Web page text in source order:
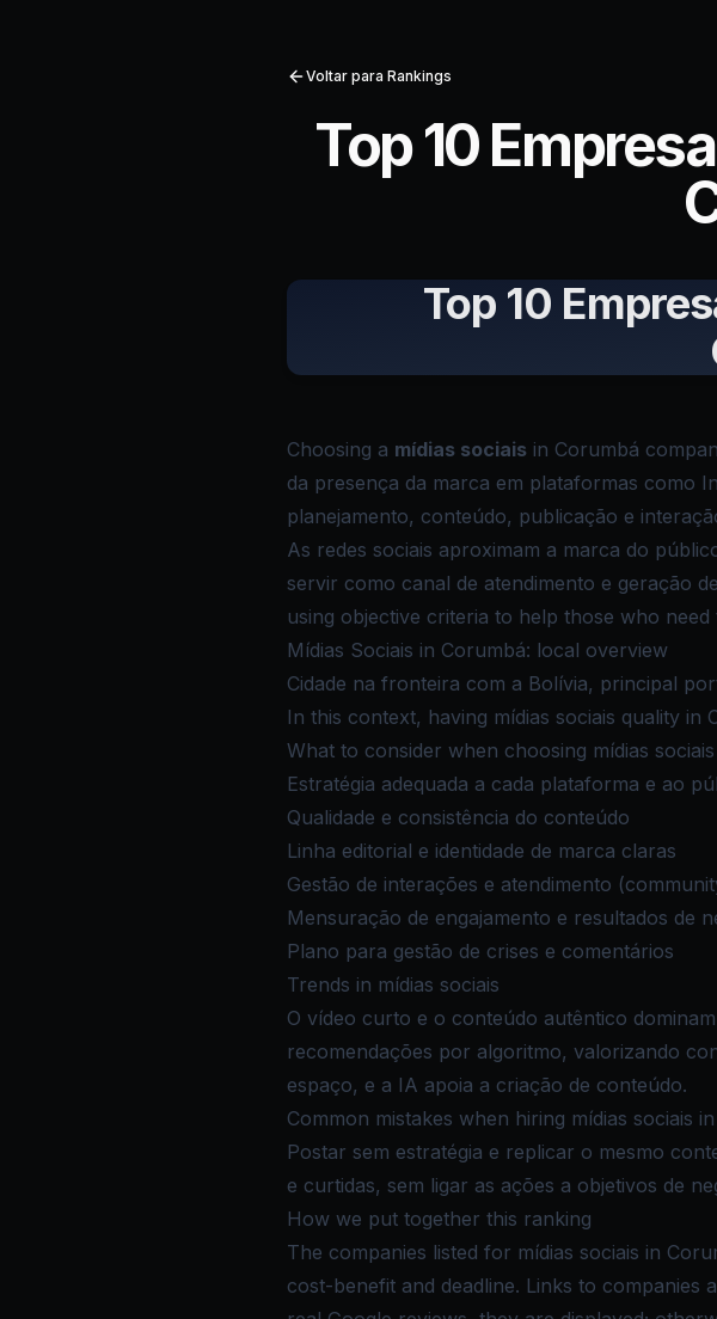
Voltar para Rankings
Top 10
Top 10
Choosing a mídias sociais in Corumbá
da presença da marca em plataformas como
planejamento, conteúdo, publicação e
As redes sociais aproximam a marca do
servir como canal de atendimento e geração
using objective criteria to help those who need
Mídias Sociais in Corumbá: local overview
Cidade na fronteira com a Bolívia, principal
In this context, having mídias sociais quality
What to consider when choosing mídias
Estratégia adequada a cada plataforma e ao
Qualidade e consistência do conteúdo
Linha editorial e identidade de marca claras
Gestão de interações e atendimento
Mensuração de engajamento e resultados de
Plano para gestão de crises e comentários
Trends in mídias sociais
O vídeo curto e o conteúdo autêntico
recomendações por algoritmo, valorizando
espaço, e a IA apoia a criação de conteúdo.
Common mistakes when hiring mídias sociais
Postar sem estratégia e replicar o mesmo
e curtidas, sem ligar as ações a objetivos de
How we put together this ranking
The companies listed for mídias sociais in
cost-benefit and deadline. Links to